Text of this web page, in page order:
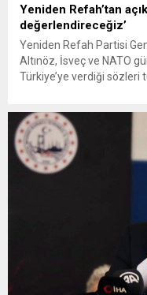
Yeniden Refah’tan
değerlendireceğiz’
Yeniden Refah Partisi
Altınöz, İsveç ve NATO
Türkiye’ye verdiği sözleri
Genel Başkan Yardımcısı
canlı yayın konuğu oldu.